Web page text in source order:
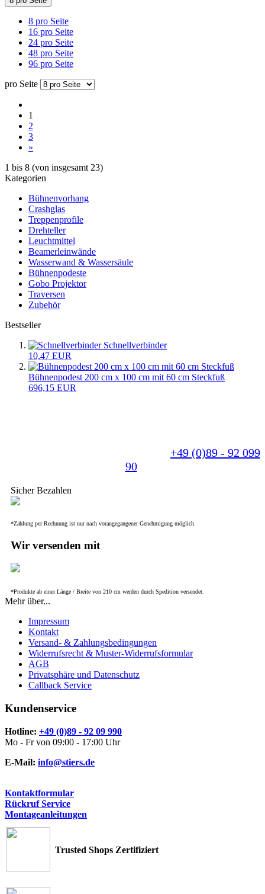
8 pro Seite
16 pro Seite
24 pro Seite
48 pro Seite
96 pro Seite
pro Seite
1
2
3
»
1 bis 8 (von insgesamt 23)
Kategorien
Bühnenvorhang
Crashglas
Treppenprofile
Drehteller
Leuchtmittel
Beamerleinwände
Wasserwand & Wassersäule
Bühnenpodeste
Gobo Projektor
Traversen
Zubehör
Bestseller
Schnellverbinder
10,47 EUR
Bühnenpodest 200 cm x 100 cm mit 60 cm Steckfuß
696,15 EUR
+49 (0)89 - 92 099
90.
Sicher Bezahlen
*Zahlung per Rechnung ist nur nach vorangegangener Genehmigung möglich.
Wir versenden mit
*Produkte ab einer Länge / Breite von 210 cm werden durch Spedition versendet.
Mehr über...
Impressum
Kontakt
Versand- & Zahlungsbedingungen
Widerrufsrecht & Muster-Widerrufsformular
AGB
Privatsphäre und Datenschutz
Callback Service
Kundenservice
Hotline: +49 (0)89 - 92 09 990
Mo - Fr von 09:00 - 17:00 Uhr
E-Mail: info@stiers.de
Kontaktformular
Rückruf Service
Montageanleitungen
Trusted Shops Zertifiziert